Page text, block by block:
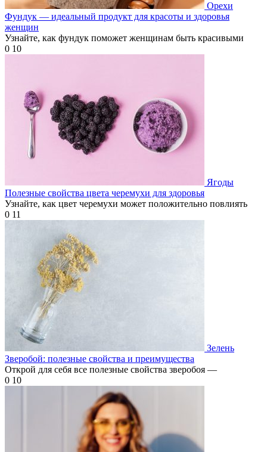
Орехи
Фундук — идеальный продукт для красоты и здоровья
женщин
Узнайте, как фундук поможет женщинам быть красивыми
0 10
Ягоды
Полезные свойства цвета черемухи для здоровья
Узнайте, как цвет черемухи может положительно повлиять
0 11
Зелень
Зверобой: полезные свойства и преимущества
Открой для себя все полезные свойства зверобоя —
0 10